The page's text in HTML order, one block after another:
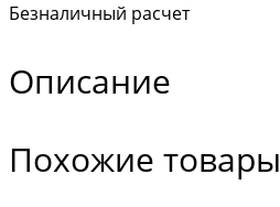
Безналичный расчет
Описание
Похожие товары